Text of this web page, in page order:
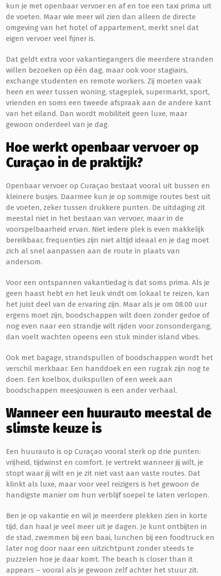
kun je met openbaar vervoer en af en toe een taxi prima uit
de voeten. Maar wie meer wil zien dan alleen de directe
omgeving van het hotel of appartement, merkt snel dat
eigen vervoer veel fijner is.
Dat geldt extra voor vakantiegangers die meerdere stranden
willen bezoeken op één dag, maar ook voor stagiairs,
exchange studenten en remote workers. Zij moeten vaak
heen en weer tussen woning, stageplek, supermarkt, sport,
vrienden en soms een tweede afspraak aan de andere kant
van het eiland. Dan wordt mobiliteit geen luxe, maar
gewoon onderdeel van je dag.
Hoe werkt openbaar vervoer op
Curaçao in de praktijk?
Openbaar vervoer op Curaçao bestaat vooral uit bussen en
kleinere busjes. Daarmee kun je op sommige routes best uit
de voeten, zeker tussen drukkere punten. De uitdaging zit
meestal niet in het bestaan van vervoer, maar in de
voorspelbaarheid ervan. Niet iedere plek is even makkelijk
bereikbaar, frequenties zijn niet altijd ideaal en je dag moet
zich al snel aanpassen aan de route in plaats van
andersom.
Voor een ontspannen vakantiedag is dat soms prima. Als je
geen haast hebt en het leuk vindt om lokaal te reizen, kan
het juist deel van de ervaring zijn. Maar als je om 08.00 uur
ergens moet zijn, boodschappen wilt doen zonder gedoe of
nog even naar een strandje wilt rijden voor zonsondergang,
dan voelt wachten opeens een stuk minder island vibes.
Ook met bagage, strandspullen of boodschappen wordt het
verschil merkbaar. Een handdoek en een rugzak zijn nog te
doen. Een koelbox, duikspullen of een week aan
boodschappen meesjouwen is een ander verhaal.
Wanneer een huurauto meestal de
slimste keuze is
Een huurauto is op Curaçao vooral sterk op drie punten:
vrijheid, tijdwinst en comfort. Je vertrekt wanneer jij wilt, je
stopt waar jij wilt en je zit niet vast aan vaste routes. Dat
klinkt als luxe, maar voor veel reizigers is het gewoon de
handigste manier om hun verblijf soepel te laten verlopen.
Ben je op vakantie en wil je meerdere plekken zien in korte
tijd, dan haal je veel meer uit je dagen. Je kunt ontbijten in
de stad, zwemmen bij een baai, lunchen bij een foodtruck en
later nog door naar een uitzichtpunt zonder steeds te
puzzelen hoe je daar komt. The beach is closer than it
appears – vooral als je gewoon zelf achter het stuur zit.